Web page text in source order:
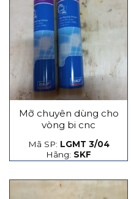
Mỡ chuyên dùng cho
vòng bi cnc
Mã SP: LGMT 3/04
Hãng: SKF